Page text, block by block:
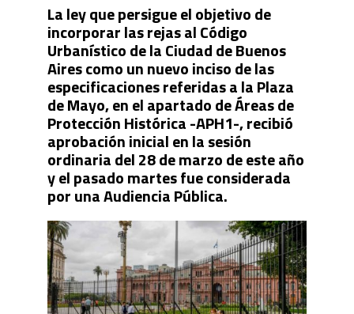
La ley que persigue el objetivo de
incorporar las rejas al Código
Urbanístico de la Ciudad de Buenos
Aires como un nuevo inciso de las
especificaciones referidas a la Plaza
de Mayo, en el apartado de Áreas de
Protección Histórica -APH1-, recibió
aprobación inicial en la sesión
ordinaria del 28 de marzo de este año
y el pasado martes fue considerada
por una Audiencia Pública.